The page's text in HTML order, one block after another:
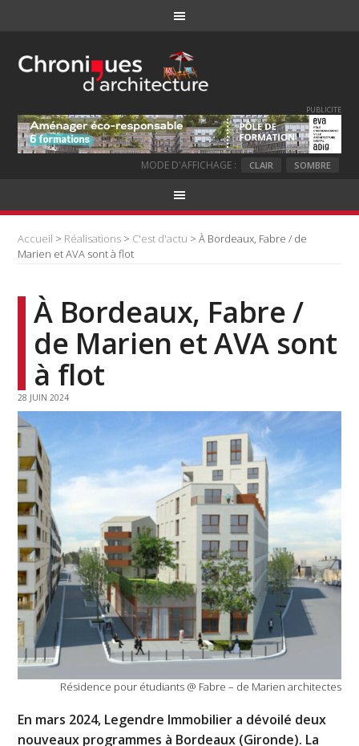
PUBLICITE
MODE D'AFFICHAGE : CLAIR SOMBRE
Accueil > Réalisations > C'est d'actu > À Bordeaux, Fabre / de
Marien et AVA sont à flot
À Bordeaux, Fabre /
de Marien et AVA sont
à flot
28 JUIN 2024
Résidence pour étudiants @ Fabre – de Marien architectes
En mars 2024, Legendre Immobilier a dévoilé deux
nouveaux programmes à Bordeaux (Gironde). La